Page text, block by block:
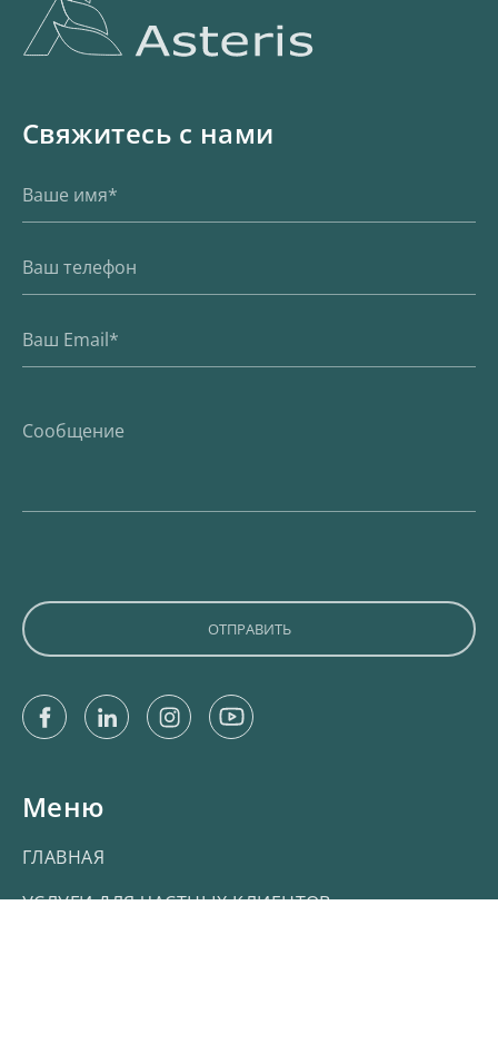
Свяжитесь с нами
FacebookLinkedinInstagramYoutube
Меню
ГЛАВНАЯ
УСЛУГИ ДЛЯ ЧАСТНЫХ КЛИЕНТОВ